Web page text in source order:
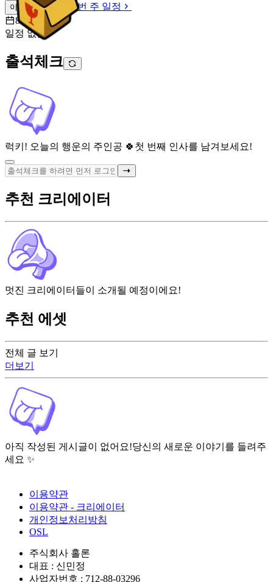
이번 주 일정
이번 주 일정
8월 9일 [일]
일정 없음
출석체크
럭키! 오늘의 행운의 주인공 🍀 첫 번째 인사를 남겨보세요!
전체 글 보기
더보기
아직 작성된 게시글이 없어요!당신의 새로운 이야기를 들려주
세요 ✨
추천 크리에이터
멋진 크리에이터들이 소개될 예정이에요!
추천 에셋
이용약관
이용약관 - 크리에이터
개인정보처리방침
OSL
주식회사 홀론
대표 : 신민정
사업자번호 : 712-88-03296